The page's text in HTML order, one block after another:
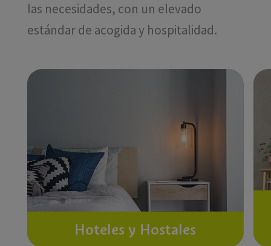
las necesidades, con un elevado
estándar de acogida y hospitalidad.
Hoteles y Hostales